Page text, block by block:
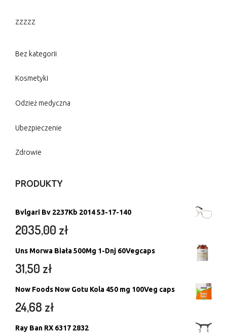
zzzzz
Bez kategorii
Kosmetyki
Odzież medyczna
Ubezpieczenie
Zdrowie
PRODUKTY
Bvlgari Bv 2237Kb 2014 53-17-140
2035,00 zł
Uns Morwa Biała 500Mg 1-Dnj 60Vegcaps
31,50 zł
Now Foods Now Gotu Kola 450 mg 100Veg caps
24,68 zł
Ray Ban RX 6317 2832